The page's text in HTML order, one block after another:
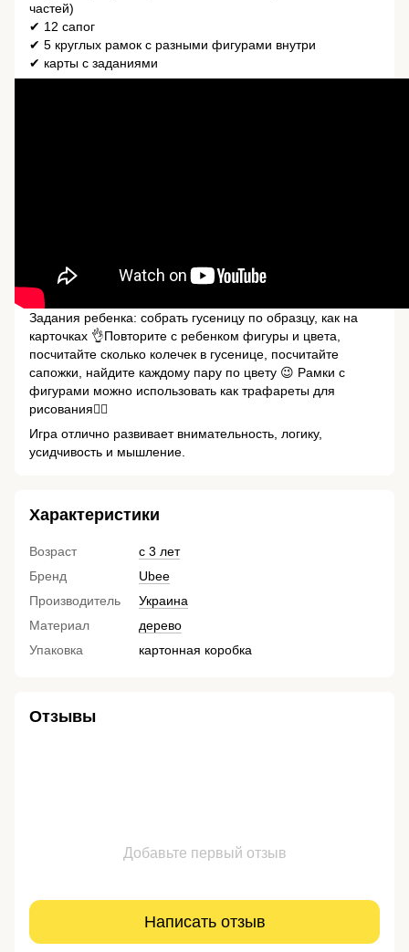
частей)
✔ 12 сапог
✔ 5 круглых рамок с разными фигурами внутри
✔ карты с заданиями
Задания ребенка: собрать гусеницу по образцу, как на
карточках 👌Повторите с ребенком фигуры и цвета,
посчитайте сколько колечек в гусенице, посчитайте
сапожки, найдите каждому пару по цвету 😉 Рамки с
фигурами можно использовать как трафареты для
рисования👍🏼
Игра отлично развивает внимательность, логику,
усидчивость и мышление.
Характеристики
Возраст
с 3 лет
Бренд
Ubee
Производитель
Украина
Материал
дерево
Упаковка
картонная коробка
Отзывы
Добавьте первый отзыв
Написать отзыв